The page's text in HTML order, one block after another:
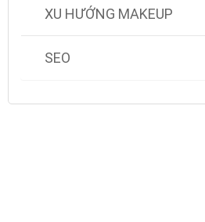
XU HƯỚNG MAKEUP
SEO